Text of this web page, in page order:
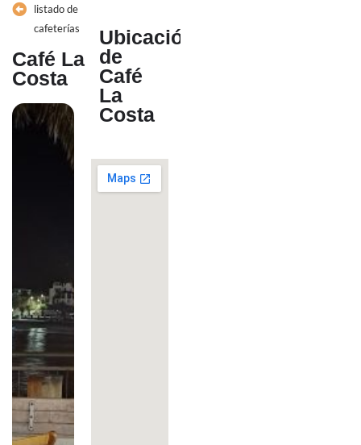
listado de
cafeterías
Café La
Costa
Ubicación
de
Café
La
Costa